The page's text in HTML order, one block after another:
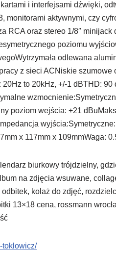
i interfejsami dźwięki,
monitorami aktywnymi, czy
RCA oraz stereo 1/8″
poziomu
odlewana
z sieci ACNiskie szumowe
to 20kHz, +/-1 dBTHD:
poziom wejścia: +21
x 117mm x 109mmWaga:
biurkowy trójdzielny,
na zdjęcia wsuwane,
kolaż do zdjęć,
13×18 cena, rossmann
toklowicz/